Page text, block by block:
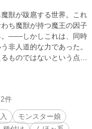
獣が跋扈する世界。これ
ち魔獣が持つ魔王の因子
。――しかしこれは、同時
非人道的な力であった。
ものではないという点。
の世界から、たった一人
体化させた魔獣を奴隷に
もあった。 ……そして
分寝ていた女神に対し隷
ったことで無限の精力を
誰にもはばかることなく
件
モンスター娘